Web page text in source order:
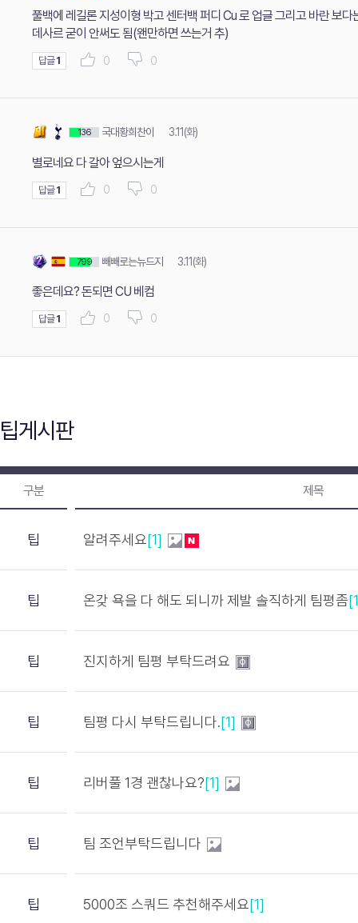
풀백에 레길론 지성이형 박고 센터백 퍼디 Cu 로 업글 그리고 바란 보
데사르 굳이 안써도 됨(왠만하면 쓰는거 추)
답글1 0 0
136 국대황희찬이 3.11(화)
별로네요 다 갈아 엎으시는게
답글1 0 0
799 빼빼로는뉴드지 3.11(화)
좋은데요? 돈되면 CU 베컴
답글1 0 0
팁게시판
구분 제목
팁 알려주세요[1]
팁 온갖 욕을 다 해도 되니까 제발 솔직하게 팀평좀
팁 진지하게 팀평 부탁드려요
팁 팀평 다시 부탁드립니다.[1]
팁 리버풀 1경 괜찮나요?[1]
팁 팀 조언부탁드립니다
팁 5000조 스쿼드 추천해주세요[1]